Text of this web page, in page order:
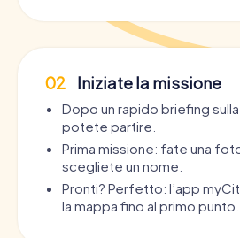
02 Iniziate la missione
Dopo un rapido briefing sulla
potete partire.
Prima missione: fate una
scegliete un nome.
Pronti? Perfetto: l’app
la mappa fino al primo punto.